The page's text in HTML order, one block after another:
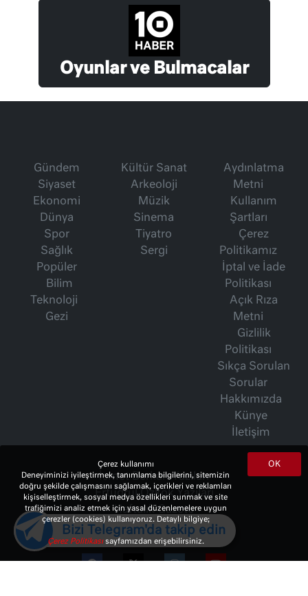
Oyunlar ve Bulmacalar
Gündem
Siyaset
Ekonomi
Dünya
Spor
Sağlık
Popüler
Bilim
Teknoloji
Gezi
Kültür Sanat
Arkeoloji
Müzik
Sinema
Tiyatro
Sergi
Aydınlatma
Metni
Kullanım
Şartları
Çerez
Politikamız
İptal ve İade
Politikası
Açık Rıza
Metni
Gizlilik
Politikası
Sıkça Sorulan
Sorular
Hakkımızda
Künye
İletişim
İsmet Berkan Yazıları
Ertuğrul Özkök Yazıları
Haftalık Gazete
OK
Çerez kullanımı
Deneyiminizi iyileştirmek, tanımlama bilgilerini, sitemizin
doğru şekilde çalışmasını sağlamak, içerikleri ve reklamları
kişiselleştirmek, sosyal medya özellikleri sunmak ve site
trafiğimizi analiz etmek için yasal düzenlemelere uygun
çerezler (cookies) kullanıyoruz. Detaylı bilgiye;
Çerez Politikasısayfamızdan erişebilirsiniz.
Bizi Telegram'da takip edin